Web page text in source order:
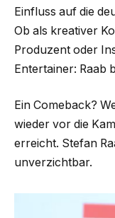
Einfluss auf die
Ob als kreativer
Produzent oder
Entertainer: Raab
Ein Comeback?
wieder vor die
erreicht. Stefan
unverzichtbar.